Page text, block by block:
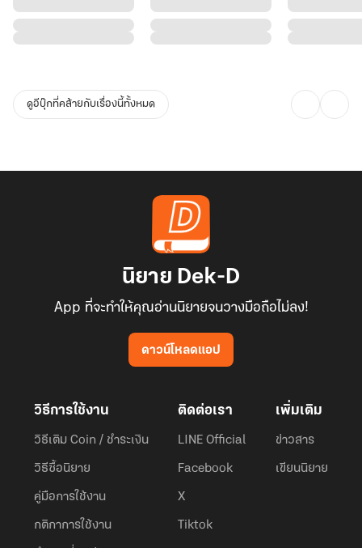
ดูอีบุ๊กที่คล้ายกับเรื่องนี้ทั้งหมด
นิยาย Dek-D
App ที่จะทำให้คุณอ่านนิยายจนวางมือถือไม่ลง!
ดาวน์โหลดแอป
วิธีการใช้งาน
วิธีเติม Coin / ชำระเงิน
วิธีซื้อนิยาย
คู่มือการใช้งาน
กติกาการใช้งาน
ติดต่อเรา
LINE Official
Facebook
X
Tiktok
เพิ่มเติม
ข่าวสาร
เขียนนิยาย